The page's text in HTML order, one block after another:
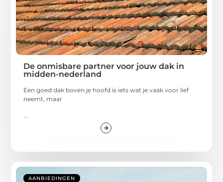
De onmisbare partner voor jouw dak in
midden-nederland
Een goed dak boven je hoofd is iets wat je vaak voor lief
neemt, maar
AANBIEDINGEN